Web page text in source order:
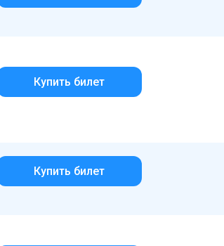
Купить билет
Купить билет